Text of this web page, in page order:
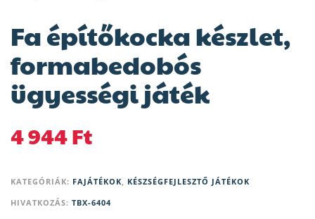
Fa építőkocka készlet,
formabedobós
ügyességi játék
4 944Ft
KATEGÓRIÁK: FAJÁTÉKOK, KÉSZSÉGFEJLESZTŐ JÁTÉKOK
HIVATKOZÁS: TBX-6404